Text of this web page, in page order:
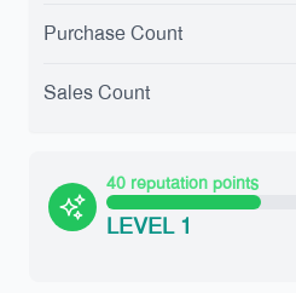
Purchase Count
Sales Count
40 reputation points
LEVEL 1